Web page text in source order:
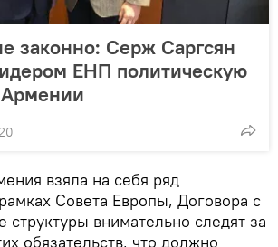
законно: Серж Саргсян
ЕНП политическую
взяла на себя ряд
Совета Европы, Договора с
структуры внимательно следят за
обязательств, что должно